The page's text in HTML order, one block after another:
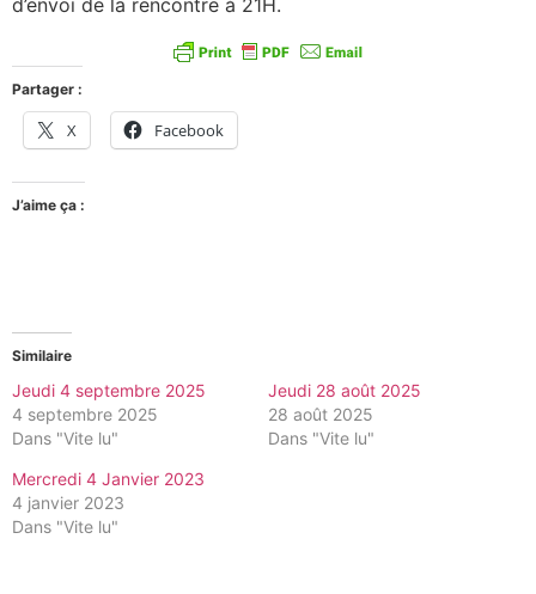
d’envoi de la rencontre à 21H.
Partager :
X Facebook
J’aime ça :
Similaire
Jeudi 4 septembre 2025
4 septembre 2025
Dans "Vite lu"
Jeudi 28 août 2025
28 août 2025
Dans "Vite lu"
Mercredi 4 Janvier 2023
4 janvier 2023
Dans "Vite lu"